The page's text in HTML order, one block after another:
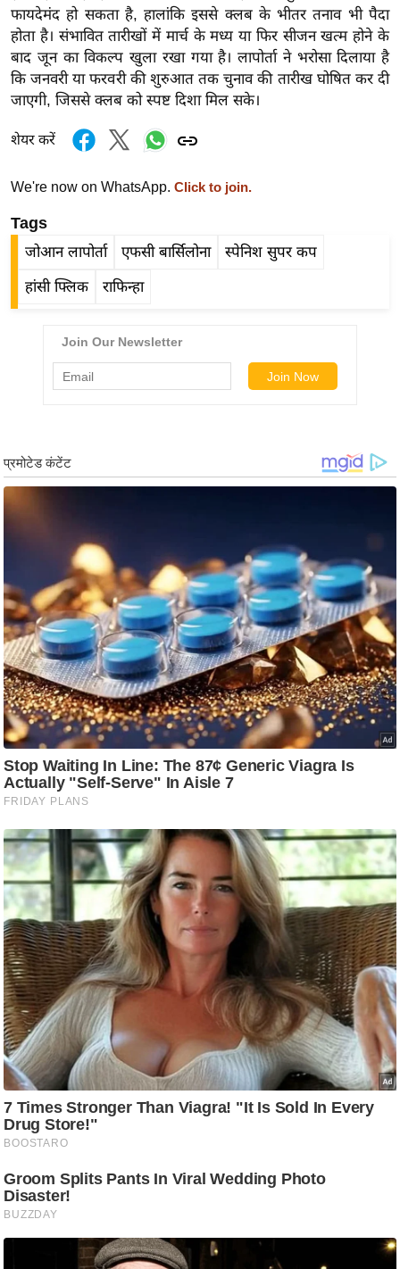
ऑ
टो
व
र्ल्ड
न्यू
ज
फ
नो
रं
ज
ड
फि
ल्म
स
मी
क्षा
B
r
e
a
k
i
n
g
N
e
w
s
ला
इ
फ
स्टा
इ
ल
टे
लॉ
जी
ब्यू
फायदेमंद हो सकता है, हालांकि इससे क्लब के भीतर तनाव भी पैदा
होता है। संभावित तारीखों में मार्च के मध्य या फिर सीजन खत्म होने के
बाद जून का विकल्प खुला रखा गया है। लापोर्ता ने भरोसा दिलाया है
कि जनवरी या फरवरी की शुरुआत तक चुनाव की तारीख घोषित कर दी
जाएगी, जिससे क्लब को स्पष्ट दिशा मिल सके।
शेयर करें
We're now on WhatsApp. Click to join.
Tags
जोआन लापोर्ता एफसी बार्सिलोना स्पेनिश सुपर कप
हांसी फ्लिक राफिन्हा